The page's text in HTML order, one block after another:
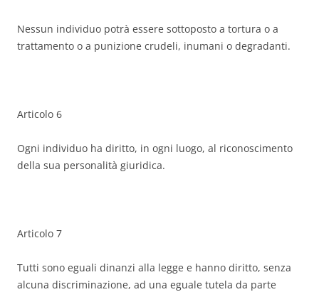
Nessun individuo potrà essere sottoposto a tortura o a
trattamento o a punizione crudeli, inumani o degradanti.
Articolo 6
Ogni individuo ha diritto, in ogni luogo, al riconoscimento
della sua personalità giuridica.
Articolo 7
Tutti sono eguali dinanzi alla legge e hanno diritto, senza
alcuna discriminazione, ad una eguale tutela da parte